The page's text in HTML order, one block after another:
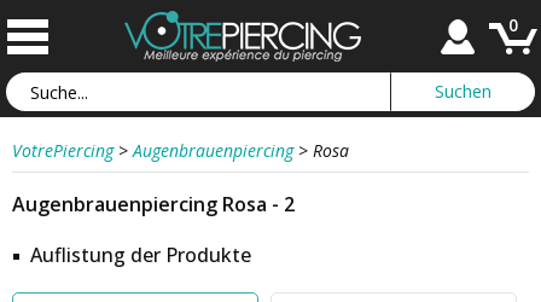
0
VotrePiercing > Augenbrauenpiercing > Rosa
Augenbrauenpiercing Rosa - 2
Auflistung der Produkte